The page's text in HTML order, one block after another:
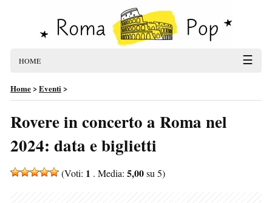
HOME ☰
Home>Eventi>
Rovere in concerto a Roma nel
2024: data e biglietti
(Voti: 1 . Media: 5,00su 5)